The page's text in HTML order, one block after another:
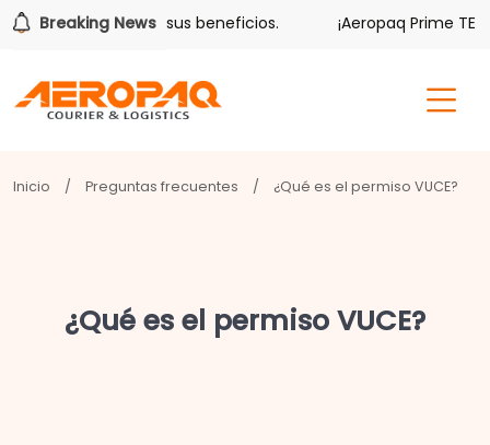
Breaking News
también tiene sus beneficios. ¡Aeropaq Prime TE
Inicio / Preguntas frecuentes / ¿Qué es el permiso VUCE?
¿Qué es el permiso VUCE?